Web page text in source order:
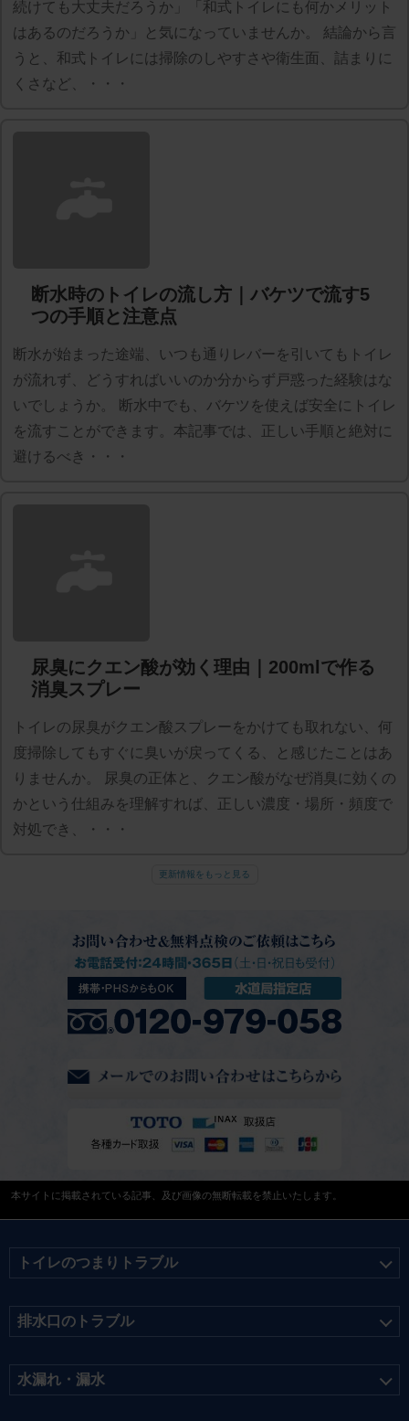
続けても大丈夫だろうか」「和式トイレにも何かメリット
はあるのだろうか」と気になっていませんか。 結論から言
うと、和式トイレには掃除のしやすさや衛生面、詰まりに
くさなど、・・・
断水時のトイレの流し方｜バケツで流す5
つの手順と注意点
断水が始まった途端、いつも通りレバーを引いてもトイレ
が流れず、どうすればいいのか分からず戸惑った経験はな
いでしょうか。 断水中でも、バケツを使えば安全にトイレ
を流すことができます。本記事では、正しい手順と絶対に
避けるべき・・・
尿臭にクエン酸が効く理由｜200mlで作る
消臭スプレー
トイレの尿臭がクエン酸スプレーをかけても取れない、何
度掃除してもすぐに臭いが戻ってくる、と感じたことはあ
りませんか。 尿臭の正体と、クエン酸がなぜ消臭に効くの
かという仕組みを理解すれば、正しい濃度・場所・頻度で
対処でき、・・・
更新情報をもっと見る
本サイトに掲載されている記事、及び画像の無断転載を禁止いたします。
トイレのつまりトラブル
排水口のトラブル
水漏れ・漏水